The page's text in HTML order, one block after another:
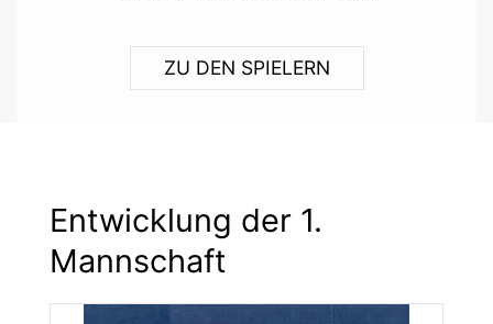
ZU DEN SPIELERN
Entwicklung der 1.
Mannschaft